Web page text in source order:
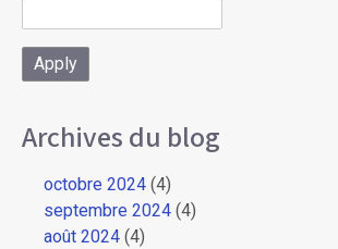
Archives du blog
octobre 2024 (4)
septembre 2024 (4)
août 2024 (4)